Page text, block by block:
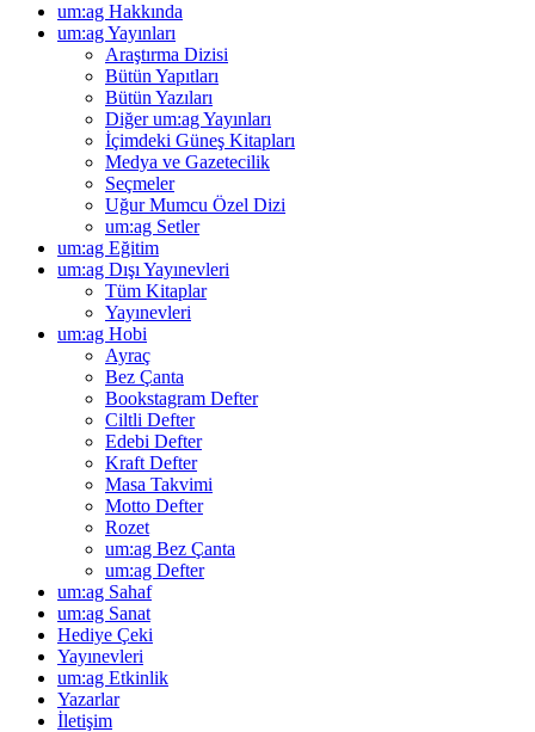
um:ag Hakkında
um:ag Yayınları
Araştırma Dizisi
Bütün Yapıtları
Bütün Yazıları
Diğer um:ag Yayınları
İçimdeki Güneş Kitapları
Medya ve Gazetecilik
Seçmeler
Uğur Mumcu Özel Dizi
um:ag Setler
um:ag Eğitim
um:ag Dışı Yayınevleri
Tüm Kitaplar
Yayınevleri
um:ag Hobi
Ayraç
Bez Çanta
Bookstagram Defter
Ciltli Defter
Edebi Defter
Kraft Defter
Masa Takvimi
Motto Defter
Rozet
um:ag Bez Çanta
um:ag Defter
um:ag Sahaf
um:ag Sanat
Hediye Çeki
Yayınevleri
um:ag Etkinlik
Yazarlar
İletişim